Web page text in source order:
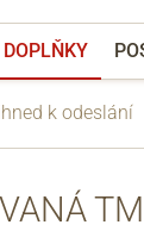
DOPLŇKY
k odeslání